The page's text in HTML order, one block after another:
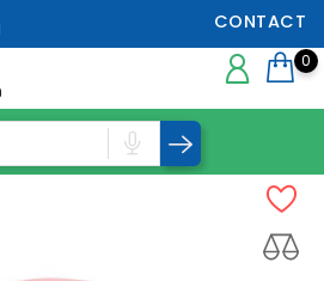
CONTACT
0